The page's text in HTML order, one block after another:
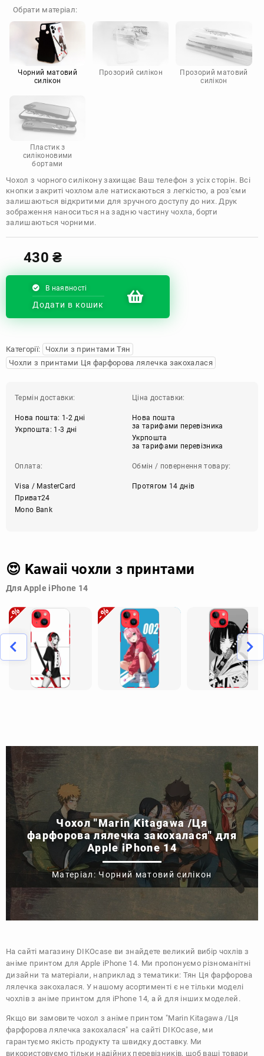
Google
Doogee
Infinix
Sony
Motorola
Обрати матеріал:
Чорний матовий
силікон
Прозорий силікон
Прозорий матовий
силікон
Пластик з
силіконовими
бортами
Чохол з чорного силікону захищає Ваш телефон з усіх сторін. Всі
кнопки закриті чохлом але натискаються з легкістю, а роз'єми
залишаються відкритими для зручного доступу до них. Друк
зображення наноситься на задню частину чохла, борти
залишаються чорними.
430₴
В наявності
Додати в кошик
Категорії:
Чохли з принтами Тян
Чохли з принтами Ця фарфорова лялечка закохалася
Термін доставки:
Нова пошта: 1-2 дні
Укрпошта: 1-3 дні
Ціна доставки:
Нова пошта
за тарифами перевізника
Укрпошта
за тарифами перевізника
Оплата:
Visa / MasterCard
Приват24
Mono Bank
Обмін / повернення товару:
Протягом 14 днів
😍 Kawaii чохли з принтами
Для Apple iPhone 14
Чохол "Marin Kitagawa /Ця
фарфорова лялечка закохалася" для
Apple iPhone 14
Матеріал: Чорний матовий силікон
На сайті магазину DIKOcase ви знайдете великий вибір чохлів з
аніме принтом для Apple iPhone 14. Ми пропонуємо різноманітні
дизайни та матеріали, наприклад з тематики: Тян Ця фарфорова
лялечка закохалася. У нашому асортименті є не тільки моделі
чохлів з аніме принтом для iPhone 14, а й для інших моделей.
Якщо ви замовите чохол з аніме принтом "Marin Kitagawa /Ця
фарфорова лялечка закохалася" на сайті DIKOcase, ми
гарантуємо якість продукту та швидку доставку. Ми
використовуємо тільки надійних перевізників, щоб ваші товари